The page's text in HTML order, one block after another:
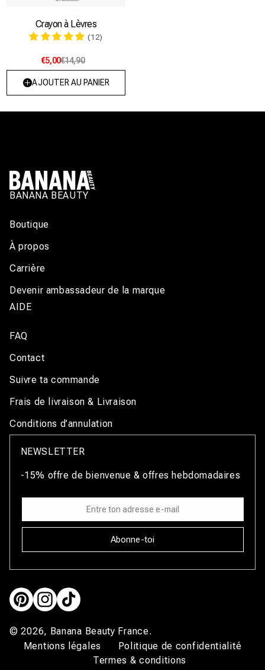
Crayon à Lèvres
(12)
€5,00€14,90
AJOUTER AU PANIER
BANANA BEAUTY
Boutique
À propos
Carrière
Devenir ambassadeur de la marque
AIDE
FAQ
Contact
Suivre ta commande
Frais de livraison & Livraison
Conditions d’annulation
NEWSLETTER
-15% offre de bienvenue & offres hebdomadaires
Abonne-toi
PinterestInstagramTikTok
© 2026, Banana Beauty France.
Mentions légales
Politique de confidentialité
Termes & conditions